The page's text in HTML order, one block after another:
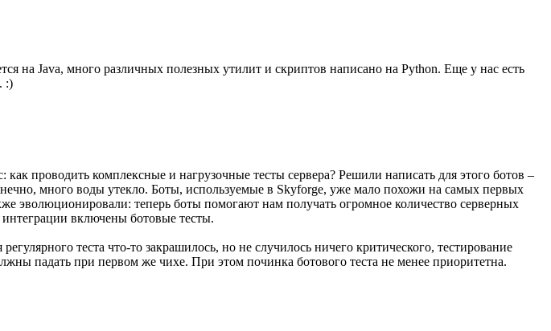
на Java, много различных полезных утилит и скриптов написано на Python. Еще у нас есть
:)
проводить комплексные и нагрузочные тесты сервера? Решили написать для этого ботов –
много воды утекло. Боты, используемые в Skyforge, уже мало похожи на самых первых
эволюционировали: теперь боты помогают нам получать огромное количество серверных
интеграции включены ботовые тесты.
теста что-то закрашилось, но не случилось ничего критического, тестирование
падать при первом же чихе. При этом починка ботового теста не менее приоритетна.